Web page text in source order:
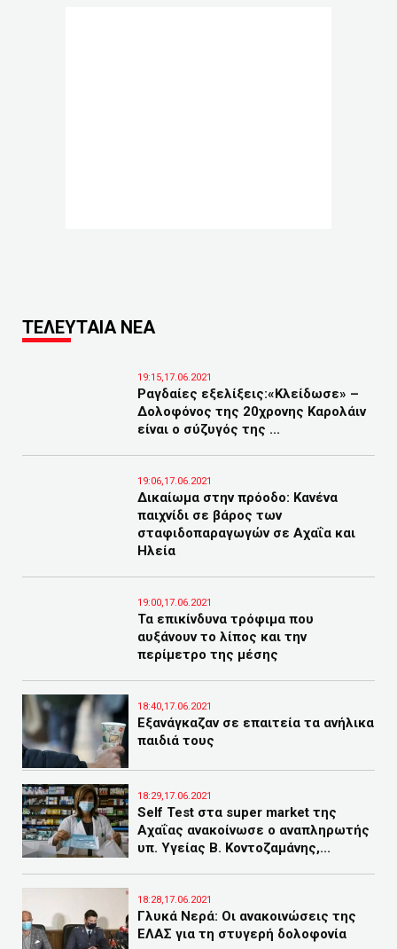
ΤΕΛΕΥΤΑΙΑ ΝΕΑ
19:15,17.06.2021
Ραγδαίες εξελίξεις:«Κλείδωσε» –
Δολοφόνος της 20χρονης Καρολάιν
είναι ο σύζυγός της ...
19:06,17.06.2021
Δικαίωμα στην πρόοδο: Κανένα
παιχνίδι σε βάρος των
σταφιδοπαραγωγών σε Αχαΐα και
Ηλεία
19:00,17.06.2021
Τα επικίνδυνα τρόφιμα που
αυξάνουν το λίπος και την
περίμετρο της μέσης
18:40,17.06.2021
Εξανάγκαζαν σε επαιτεία τα ανήλικα
παιδιά τους
18:29,17.06.2021
Self Test στα super market της
Αχαΐας ανακοίνωσε ο αναπληρωτής
υπ. Υγείας Β. Κοντοζαμάνης,...
18:28,17.06.2021
Γλυκά Νερά: Οι ανακοινώσεις της
ΕΛΑΣ για τη στυγερή δολοφονία